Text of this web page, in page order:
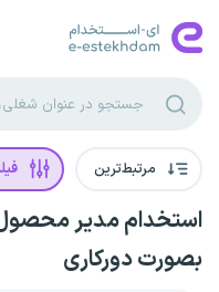
مرتبط‌ترین
استخدام مدیر
بصورت دورکاری